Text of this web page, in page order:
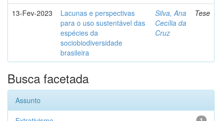
13-Fev-2023
Lacunas e perspectivas
para o uso sustentável das
espécies da
sociobiodiversidade
brasileira
Silva, Ana
Cecília da
Cruz
Tese
Busca facetada
Assunto